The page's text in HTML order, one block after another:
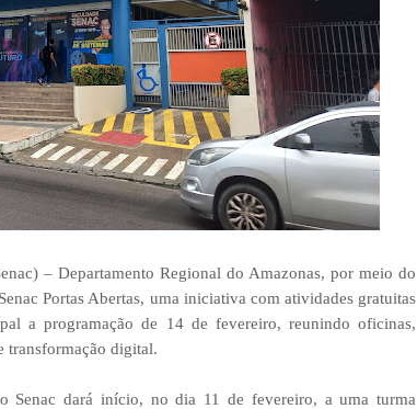
– Departamento Regional do Amazonas, por meio do
Portas Abertas, uma iniciativa com atividades gratuitas
a programação de 14 de fevereiro, reunindo oficinas,
transformação digital.
Senac dará início, no dia 11 de fevereiro, a uma turma